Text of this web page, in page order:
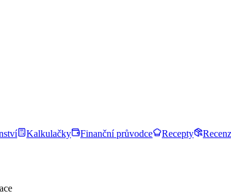
Kalkulačky Finanční průvodce Recepty